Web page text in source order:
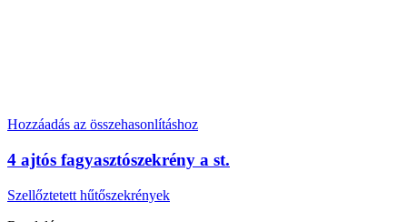
Hozzáadás az összehasonlításhoz
4 ajtós fagyasztószekrény a st.
Szellőztetett hűtőszekrények